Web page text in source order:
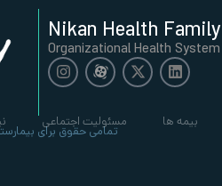
Nikan Health Family
Organizational Health System
بیمه ها مسئولیت اجتماعی
تمامی حقوق برای